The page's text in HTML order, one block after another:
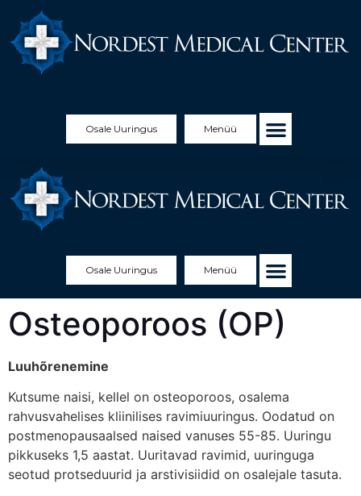
Osale Uuringus Menüü
Osale Uuringus Menüü
Osteoporoos (OP)
Luuhõrenemine
Kutsume naisi, kellel on osteoporoos, osalema
rahvusvahelises kliinilises ravimiuuringus. Oodatud on
postmenopausaalsed naised vanuses 55-85. Uuringu
pikkuseks 1,5 aastat. Uuritavad ravimid, uuringuga
seotud protseduurid ja arstivisiidid on osalejale tasuta.